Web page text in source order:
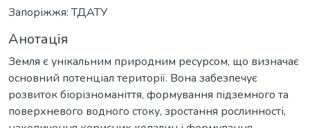
Запоріжжя: ТДАТУ
Анотація
Земля є унікальним природним ресурсом, що визначає
основний потенціал території. Вона забезпечує
розвиток біорізноманіття, формування підземного та
поверхневого водного стоку, зростання рослинності,